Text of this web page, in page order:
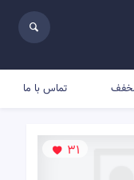
تماس با ما
31